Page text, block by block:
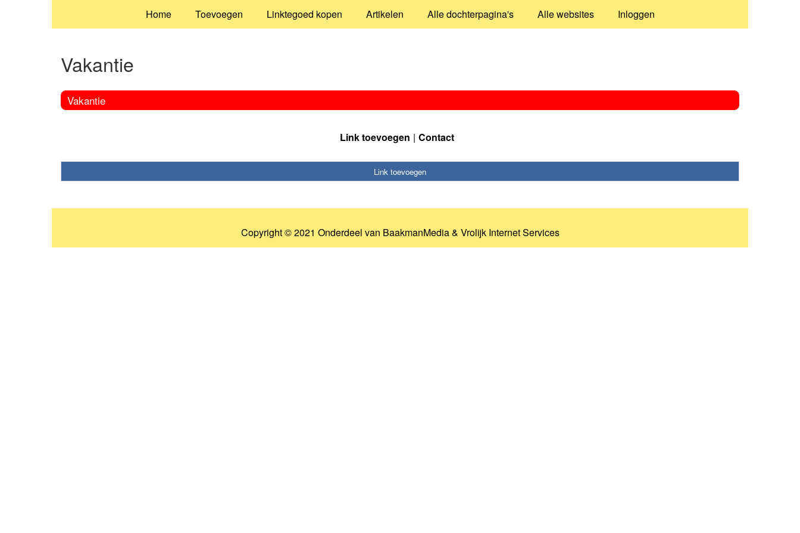
Home Toevoegen Linktegoed kopen Artikelen Alle dochterpagina's Alle websites Inloggen
Vakantie
Vakantie
Link toevoegen Contact
Link toevoegen
Copyright © 2021 Onderdeel van BaakmanMedia& Vrolijk Internet Services